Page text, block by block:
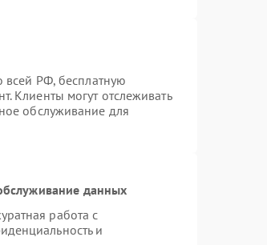
всей РФ, бесплатную
Клиенты могут отслеживать
обслуживание для
данных
работа с
и